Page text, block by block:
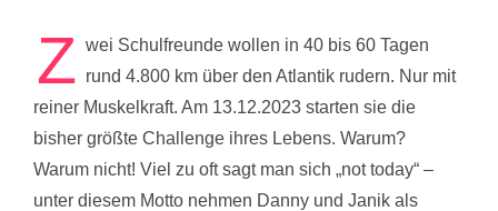
Z wei Schulfreunde wollen in 40 bis 60 Tagen
rund 4.800 km über den Atlantik rudern. Nur mit
reiner Muskelkraft. Am 13.12.2023 starten sie die
bisher größte Challenge ihres Lebens. Warum?
Warum nicht! Viel zu oft sagt man sich „not today“ –
unter diesem Motto nehmen Danny und Janik als